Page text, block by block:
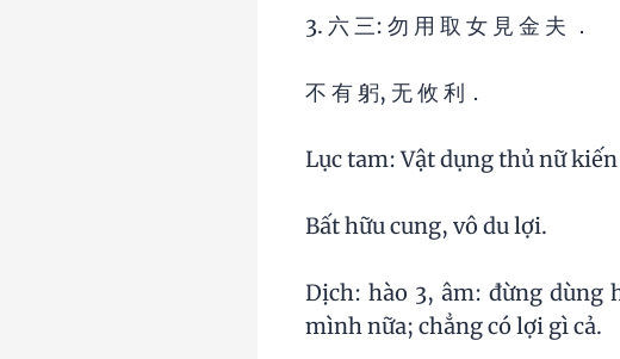
3. 六 三: 勿 用 取 女 見 金 夫 ．
不 有 躬, 无 攸 利．
Lục tam: Vật dụng thủ nữ
Bất hữu cung, vô du lợi.
Dịch: hào 3, âm: đừng dùng
mình nữa; chẳng có lợi gì cả.